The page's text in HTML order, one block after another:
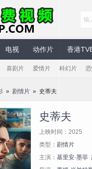
电视 动作片 香港
喜剧片 爱情片 科幻片
» 剧情片 » 史蒂夫
史蒂夫
上映时间：2025
类型： 剧情片
主演： 基里安·墨菲